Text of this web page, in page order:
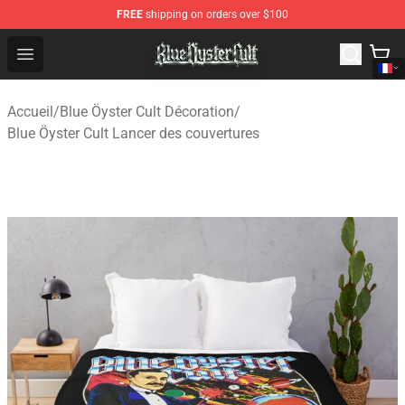
FREE shipping on orders over $100
Open menu
Blue Öyster Cult Store - Official Blue Öyster Cult
Accueil/Blue Öyster Cult Décoration/
Blue Öyster Cult Lancer des couvertures